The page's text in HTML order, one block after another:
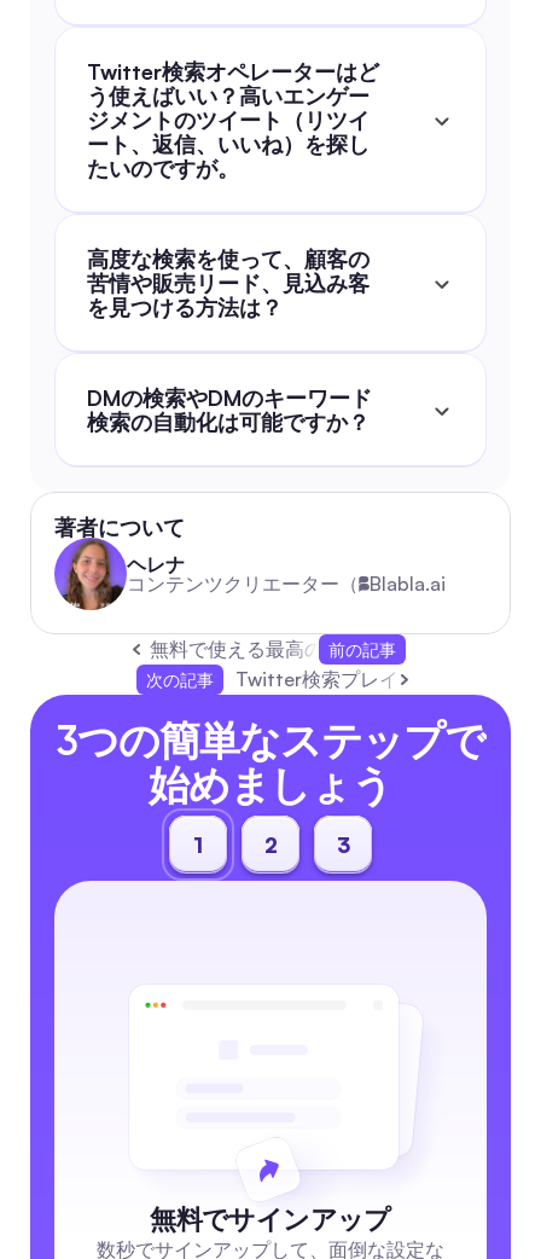
Twitter検索オペレーターはど
う使えばいい？高いエンゲー
ジメントのツイート（リツイ
ート、返信、いいね）を探し
たいのですが。
高度な検索を使って、顧客の
苦情や販売リード、見込み客
を見つける方法は？
DMの検索やDMのキーワード
検索の自動化は可能ですか？
著者について
ヘレナ
コンテンツクリエーター（ Blabla.ai
無料で使える最高の動画編集ソフトウェア
前の記事
次の記事
Twitter検索プレイブック：2026
3つの簡単なステップで
始めましょう
1 2 3
無料でサインアップ
数秒でサインアップして、面倒な設定な